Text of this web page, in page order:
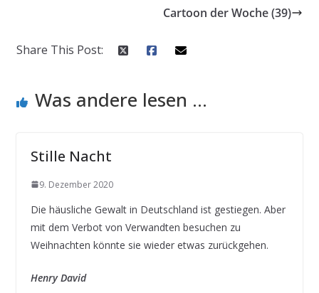
Cartoon der Woche (39)
Share This Post:
Was andere lesen ...
Stille Nacht
9. Dezember 2020
Die häusliche Gewalt in Deutschland ist gestiegen. Aber
mit dem Verbot von Verwandten besuchen zu
Weihnachten könnte sie wieder etwas zurückgehen.
Henry David